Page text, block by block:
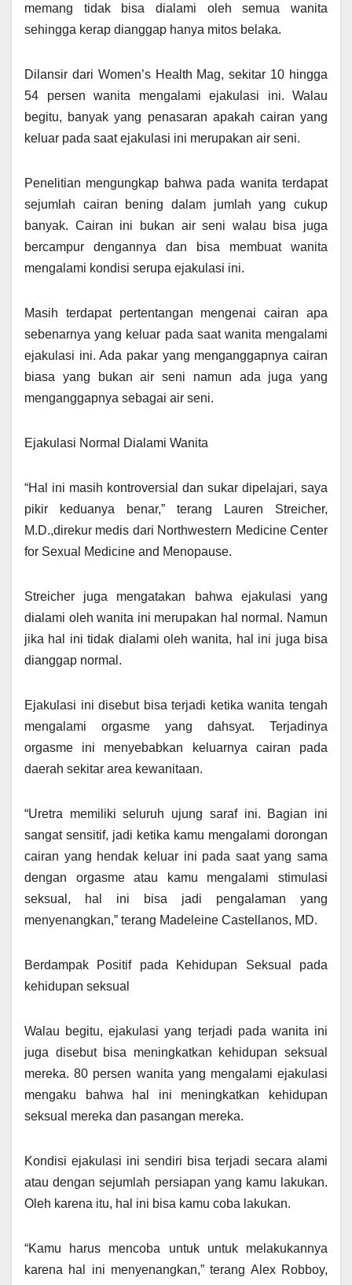
memang tidak bisa dialami oleh semua wanita
sehingga kerap dianggap hanya mitos belaka.
Dilansir dari Women’s Health Mag, sekitar 10 hingga
54 persen wanita mengalami ejakulasi ini. Walau
begitu, banyak yang penasaran apakah cairan yang
keluar pada saat ejakulasi ini merupakan air seni.
Penelitian mengungkap bahwa pada wanita terdapat
sejumlah cairan bening dalam jumlah yang cukup
banyak. Cairan ini bukan air seni walau bisa juga
bercampur dengannya dan bisa membuat wanita
mengalami kondisi serupa ejakulasi ini.
Masih terdapat pertentangan mengenai cairan apa
sebenarnya yang keluar pada saat wanita mengalami
ejakulasi ini. Ada pakar yang menganggapnya cairan
biasa yang bukan air seni namun ada juga yang
menganggapnya sebagai air seni.
Ejakulasi Normal Dialami Wanita
“Hal ini masih kontroversial dan sukar dipelajari, saya
pikir keduanya benar,” terang Lauren Streicher,
M.D.,direkur medis dari Northwestern Medicine Center
for Sexual Medicine and Menopause.
Streicher juga mengatakan bahwa ejakulasi yang
dialami oleh wanita ini merupakan hal normal. Namun
jika hal ini tidak dialami oleh wanita, hal ini juga bisa
dianggap normal.
Ejakulasi ini disebut bisa terjadi ketika wanita tengah
mengalami orgasme yang dahsyat. Terjadinya
orgasme ini menyebabkan keluarnya cairan pada
daerah sekitar area kewanitaan.
“Uretra memiliki seluruh ujung saraf ini. Bagian ini
sangat sensitif, jadi ketika kamu mengalami dorongan
cairan yang hendak keluar ini pada saat yang sama
dengan orgasme atau kamu mengalami stimulasi
seksual, hal ini bisa jadi pengalaman yang
menyenangkan,” terang Madeleine Castellanos, MD.
Berdampak Positif pada Kehidupan Seksual pada
kehidupan seksual
Walau begitu, ejakulasi yang terjadi pada wanita ini
juga disebut bisa meningkatkan kehidupan seksual
mereka. 80 persen wanita yang mengalami ejakulasi
mengaku bahwa hal ini meningkatkan kehidupan
seksual mereka dan pasangan mereka.
Kondisi ejakulasi ini sendiri bisa terjadi secara alami
atau dengan sejumlah persiapan yang kamu lakukan.
Oleh karena itu, hal ini bisa kamu coba lakukan.
“Kamu harus mencoba untuk untuk melakukannya
karena hal ini menyenangkan,” terang Alex Robboy,